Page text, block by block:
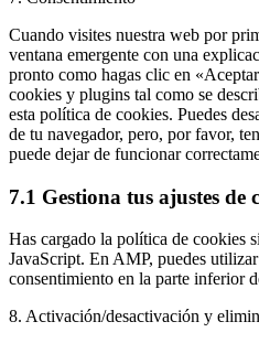
Cuando visites nuestra web por
ventana emergente con una
pronto como hagas clic en
cookies y plugins tal como se
esta política de cookies. Puedes
de tu navegador, pero, por favor,
puede dejar de funcionar
7.1 Gestiona tus ajustes de
Has cargado la política de cookies
JavaScript. En AMP, puedes
consentimiento en la parte inferior
8. Activación/desactivación y